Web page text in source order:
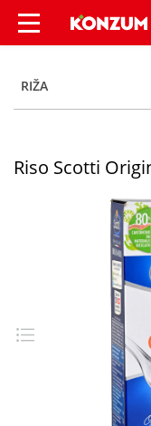
Riso
RIŽA
Riso Scotti